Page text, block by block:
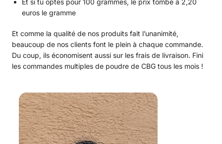
euros le gramme
Et comme la qualité de nos produits fait l’unanimité,
beaucoup de nos clients font le plein à chaque commande.
Du coup, ils économisent aussi sur les frais de livraison. Fini
les commandes multiples de poudre de CBG tous les mois !